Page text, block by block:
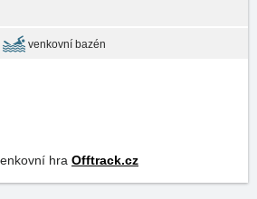
venkovní bazén
hra Offtrack.cz